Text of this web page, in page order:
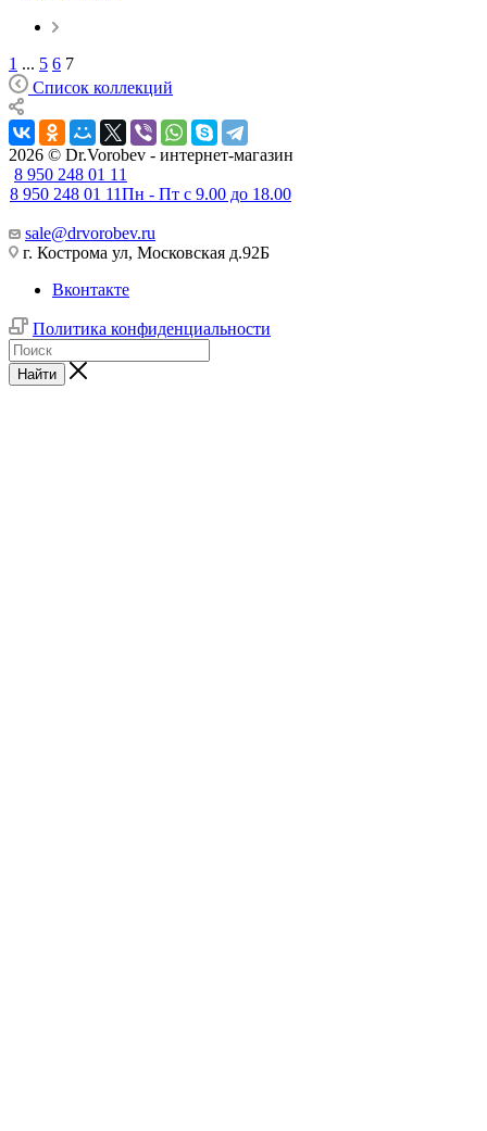
1 ... 5 6 7
Список коллекций
2026 © Dr.Vorobev - интернет-магазин
8 950 248 01 11
8 950 248 01 11Пн - Пт с 9.00 до 18.00
sale@drvorobev.ru
г. Кострома ул, Московская д.92Б
Вконтакте
Политика конфиденциальности
Найти